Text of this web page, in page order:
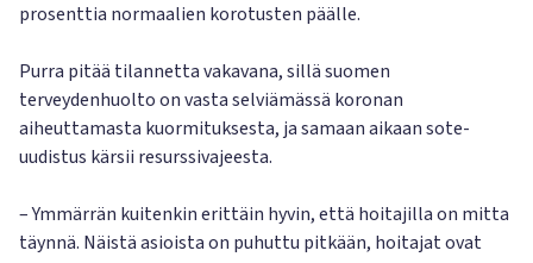
prosenttia normaalien korotusten päälle.
Purra pitää tilannetta vakavana, sillä suomen
terveydenhuolto on vasta selviämässä koronan
aiheuttamasta kuormituksesta, ja samaan aikaan sote-
uudistus kärsii resurssivajeesta.
– Ymmärrän kuitenkin erittäin hyvin, että hoitajilla on mitta
täynnä. Näistä asioista on puhuttu pitkään, hoitajat ovat